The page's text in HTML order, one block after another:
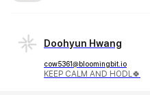
Doohyun Hwang
cow5361@bloomingbit.io
KEEP CALM AND HODL🍀